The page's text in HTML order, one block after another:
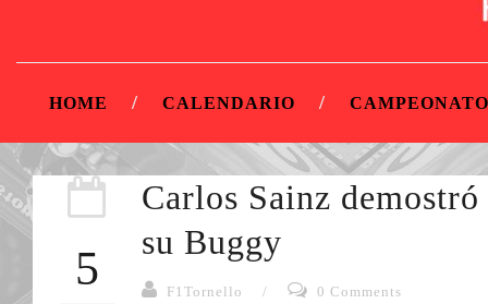
HOME CALENDARIO
5
Carlos Sainz
su Buggy
F1Tornello / 0 Comments